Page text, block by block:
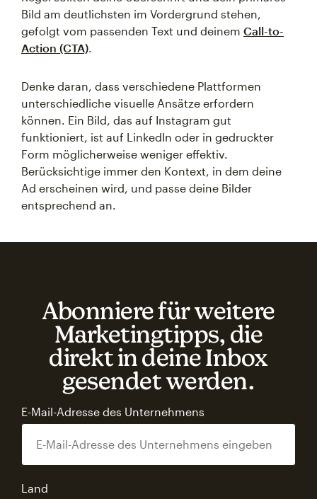
Bild am deutlichsten im Vordergrund stehen,
gefolgt vom passenden Text und deinem Call-to-
Action (CTA).
Denke daran, dass verschiedene Plattformen
unterschiedliche visuelle Ansätze erfordern
können. Ein Bild, das auf Instagram gut
funktioniert, ist auf LinkedIn oder in gedruckter
Form möglicherweise weniger effektiv.
Berücksichtige immer den Kontext, in dem deine
Ad erscheinen wird, und passe deine Bilder
entsprechend an.
Abonniere für weitere
Marketingtipps, die
direkt in deine Inbox
gesendet werden.
E-Mail-Adresse des Unternehmens
Land